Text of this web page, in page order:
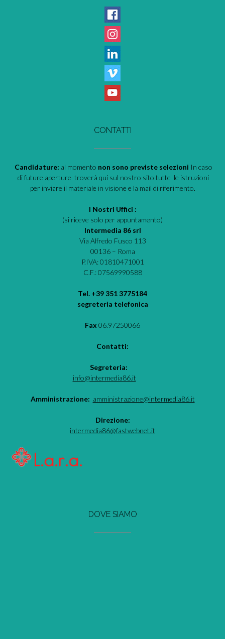
CONTATTI
Candidature: al momento non sono previste selezioni In caso
di future aperture troverà qui sul nostro sito tutte le istruzioni
per inviare il materiale in visione e la mail di riferimento.
I Nostri Uffici :
(si riceve solo per appuntamento)
Intermedia 86 srl
Via Alfredo Fusco 113
00136 – Roma
P.IVA: 01810471001
C.F.: 07569990588
Tel. +39 351 3775184
segreteria telefonica
Fax 06.97250066
Contatti:
Segreteria:
info@intermedia86.it
Amministrazione: amministrazione@intermedia86.it
Direzione:
intermedia86@fastwebnet.it
DOVE SIAMO